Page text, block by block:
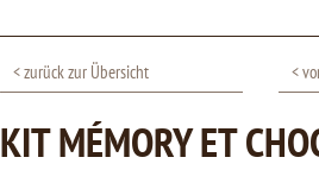
< zurück zur Übersicht <
KIT MÉMORY ET